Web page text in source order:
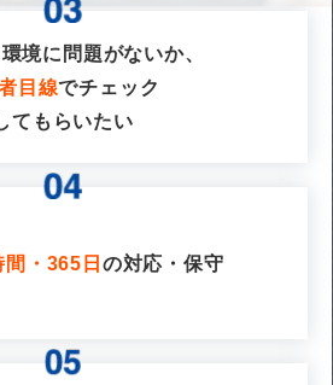
境に問題がないか、
目線でチェック
てもらいたい
間・365日 の対応・保守